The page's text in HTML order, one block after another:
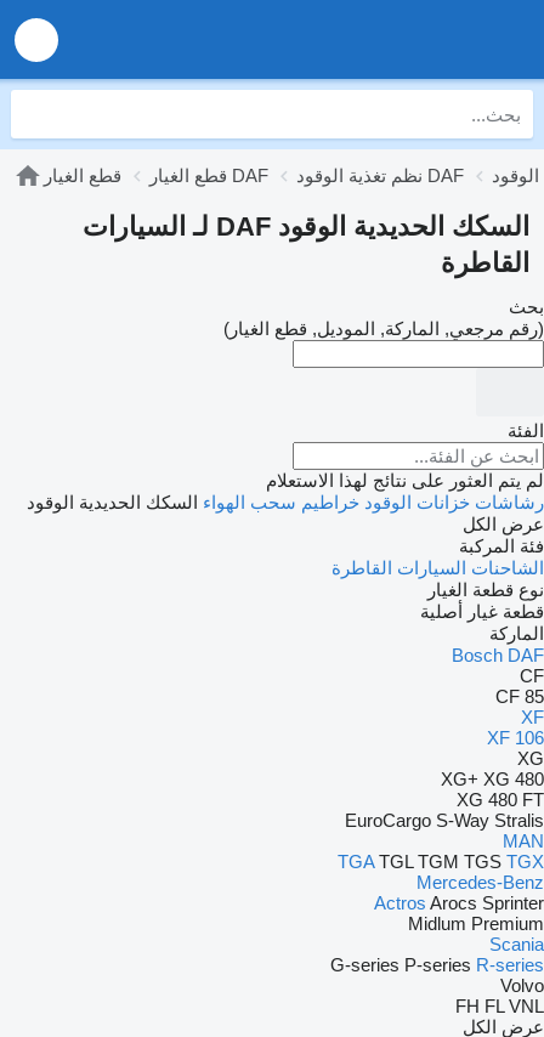
قطع الغيار قطع الغيار DAF نظم تغذية الوقود DAF
السكك الحديدية الوقود DAF لـ السيارات
القاطرة
بحث
(رقم مرجعي, الماركة, الموديل, قطع الغيار)
الفئة
لم يتم العثور على نتائج لهذا الاستعلام
رشاشات خزانات الوقود خراطيم سحب الهواء السكك الحديدية الوقود
عرض الكل
فئة المركبة
الشاحنات السيارات القاطرة
نوع قطعة الغيار
قطعة غيار أصلية
الماركة
Bosch DAF
CF
CF 85
XF
XF 106
XG
XG+ XG 480
XG 480 FT
EuroCargo S-Way Stralis
MAN
TGA TGL TGM TGS TGX
Mercedes-Benz
Actros Arocs Sprinter
Midlum Premium
Scania
G-series P-series R-series
Volvo
FH FL VNL
عرض الكل